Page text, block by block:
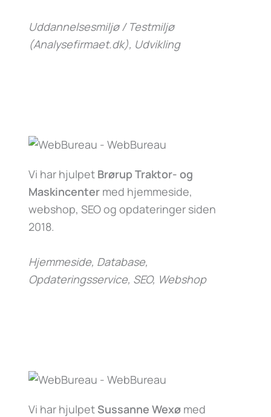
Uddannelsesmiljø / Testmiljø
(Analysefirmaet.dk), Udvikling
Vi har hjulpet Brørup Traktor- og
Maskincenter med hjemmeside,
webshop, SEO og opdateringer siden
2018.
Hjemmeside, Database,
Opdateringsservice, SEO, Webshop
Vi har hjulpet Sussanne Wexø med